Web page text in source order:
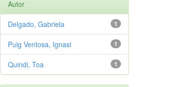
Autor
1
Delgado, Gabriela
1
Puig Ventosa, Ignasi
1
Quindi, Toa